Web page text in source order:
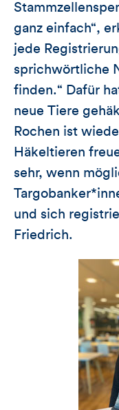
ganz einfach“,
jede
sprichwörtliche
finden.“ Dafür
neue Tiere
Rochen ist
Häkeltieren
sehr, wenn
und sich
Friedrich.